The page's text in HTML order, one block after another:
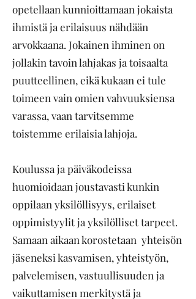
opetellaan kunnioittamaan jokaista
ihmistä ja erilaisuus nähdään
arvokkaana. Jokainen ihminen on
jollakin tavoin lahjakas ja toisaalta
puutteellinen, eikä kukaan ei tule
toimeen vain omien vahvuuksiensa
varassa, vaan tarvitsemme
toistemme erilaisia lahjoja.
Koulussa ja päiväkodeissa
huomioidaan joustavasti kunkin
oppilaan yksilöllisyys, erilaiset
oppimistyylit ja yksilölliset tarpeet.
Samaan aikaan korostetaan yhteisön
jäseneksi kasvamisen, yhteistyön,
palvelemisen, vastuullisuuden ja
vaikuttamisen merkitystä ja